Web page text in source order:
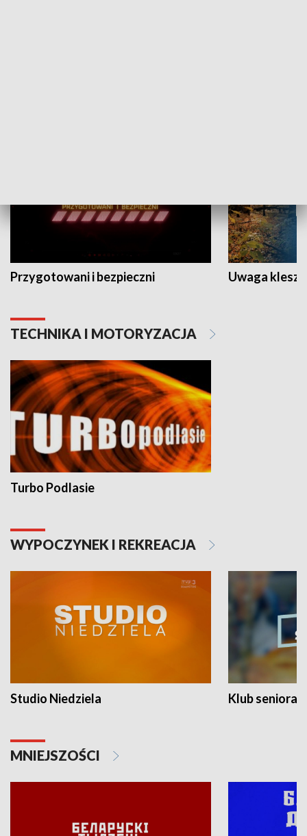
Przygotowani i bezpieczni Uwaga
TECHNIKA I MOTORYZACJA
Turbo Podlasie
WYPOCZYNEK I REKREACJA
Studio Niedziela Klub seniora
MNIEJSZOŚCI